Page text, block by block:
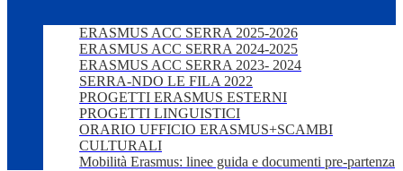
ERASMUS ACC SERRA 2025-2026
ERASMUS ACC SERRA 2024-2025
ERASMUS ACC SERRA 2023- 2024
SERRA-NDO LE FILA 2022
PROGETTI ERASMUS ESTERNI
PROGETTI LINGUISTICI
ORARIO UFFICIO ERASMUS+SCAMBI
CULTURALI
Mobilità Erasmus: linee guida e documenti pre-partenza